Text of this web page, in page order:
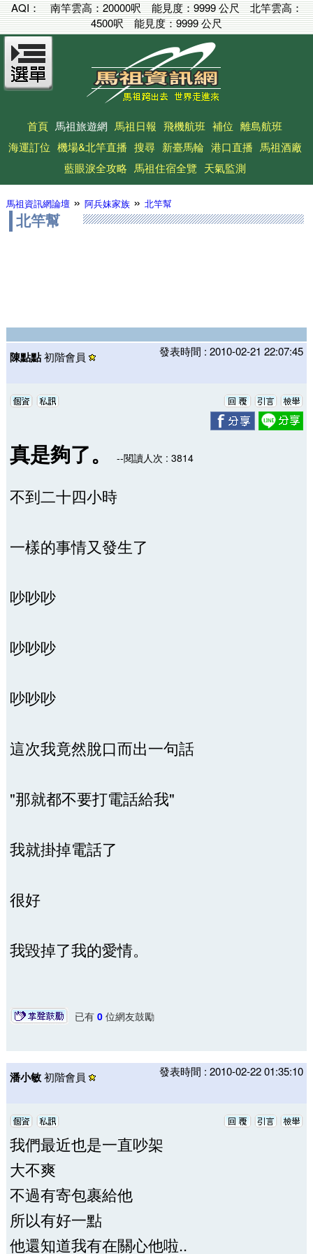
AQI： 南竿雲高：20000呎能見度：9999 公尺北竿雲高：
4500呎能見度：9999 公尺
首頁 馬祖旅遊網 馬祖日報 飛機航班 補位 離島航班
海運訂位 機場&北竿直播 搜尋 新臺馬輪 港口直播 馬祖酒廠
藍眼淚全攻略 馬祖住宿全覽 天氣監測
馬祖資訊網論壇» 阿兵妹家族» 北竿幫
北竿幫
陳點點初階會員 發表時間 : 2010-02-21 22:07:45
真是夠了。 --閱讀人次 : 3814
不到二十四小時
一樣的事情又發生了
吵吵吵
吵吵吵
吵吵吵
這次我竟然脫口而出一句話
"那就都不要打電話給我"
我就掛掉電話了
很好
我毀掉了我的愛情。
已有 0位網友鼓勵
潘小敏初階會員 發表時間 : 2010-02-22 01:35:10
我們最近也是一直吵架
大不爽
不過有寄包裹給他
所以有好一點
他還知道我有在關心他啦..